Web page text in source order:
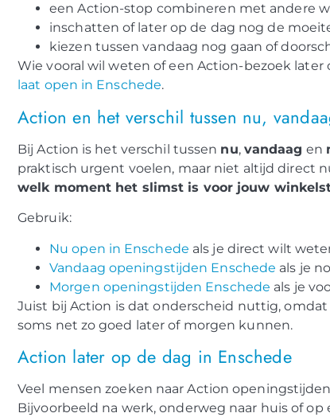
een Action-stop combineren met andere
inschatten of later op de dag nog de
kiezen tussen vandaag nog gaan of
Wie vooral wil weten of een Action-bezoek later
laat open in Enschede.
Action en het verschil tussen nu,
Bij Action is het verschil tussen nu, vandaag en
praktisch urgent voelen, maar niet altijd direct
welk moment het slimst is voor jouw
Gebruik:
Nu open in Enschede als je direct wilt
Vandaag openingstijden Enschede als je
Morgen openingstijden Enschede als je
Juist bij Action is dat onderscheid nuttig,
soms net zo goed later of morgen kunnen.
Action later op de dag in Enschede
Veel mensen zoeken naar Action
Bijvoorbeeld na werk, onderweg naar huis of